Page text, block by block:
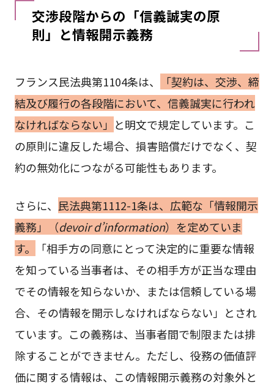
交渉段階からの「信義誠実の原
則」と情報開示義務
フランス民法典第1104条は、
「契約は、交渉、締
結及び履行の各段階において、信義誠実に行われ
なければならない」 と明文で規定しています。こ
の原則に違反した場合、損害賠償だけでなく、契
約の無効化につながる可能性もあります。
さらに、 民法典第1112-1条は、広範な「情報開示
義務」（devoir d’information）を定めていま
す。
「相手方の同意にとって決定的に重要な情報
を知っている当事者は、その相手方が正当な理由
でその情報を知らないか、または信頼している場
合、その情報を開示しなければならない」とされ
ています。この義務は、当事者間で制限または排
除することができません。ただし、役務の価値評
価に関する情報は、この情報開示義務の対象外と